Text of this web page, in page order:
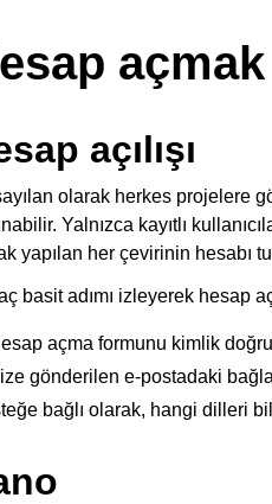
açılışı
olarak herkes projelere
Yalnızca kayıtlı
yapılan her çevirinin hesabı
basit adımı izleyerek hesap
açma formunu kimlik
gönderilen e-postadaki
bağlı olarak, hangi dilleri